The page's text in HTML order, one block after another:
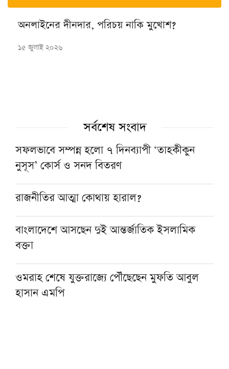
অনলাইনের দীনদার, পরিচয় নাকি মুখোশ?
১৫ জুলাই ২০২৬
সর্বশেষ সংবাদ
সফলভাবে সম্পন্ন হলো ৭ দিনব্যাপী ‘তাহকীকুন
নুসূস’ কোর্স ও সনদ বিতরণ
রাজনীতির আত্মা কোথায় হারাল?
বাংলাদেশে আসছেন দুই আন্তর্জাতিক ইসলামিক
বক্তা
ওমরাহ শেষে যুক্তরাজ্যে পৌঁছেছেন মুফতি আবুল
হাসান এমপি